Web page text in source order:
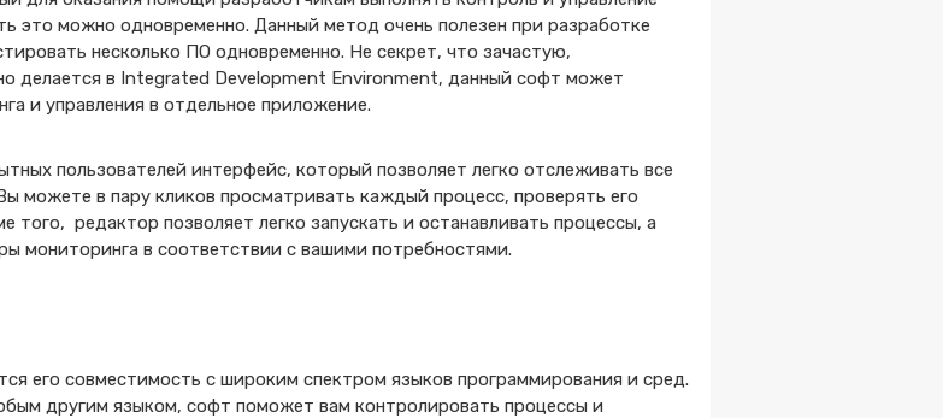
это можно одновременно. Данный метод очень полезен при разработке
несколько ПО одновременно. Не секрет, что зачастую,
делается в Integrated Development Environment, данный софт может
и управления в отдельное приложение.
пользователей интерфейс, который позволяет легко отслеживать все
можете в пару кликов просматривать каждый процесс, проверять его
того, редактор позволяет легко запускать и останавливать процессы, а
мониторинга в соответствии с вашими потребностями.
его совместимость с широким спектром языков программирования и сред.
другим языком, софт поможет вам контролировать процессы и